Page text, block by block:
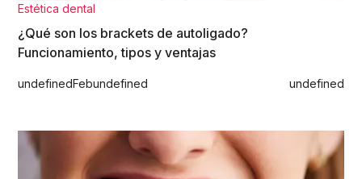
Estética dental
¿Qué son los brackets de autoligado?
Funcionamiento, tipos y ventajas
undefinedFebundefined undefined